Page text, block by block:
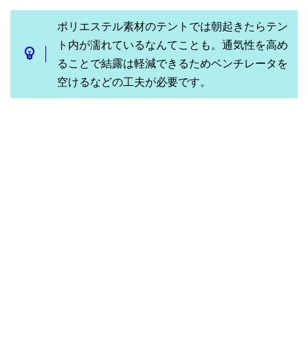
ポリエステル素材のテントでは朝起きたらテン
ト内が濡れているなんてことも。通気性を高め
ることで結露は軽減できるためベンチレータを
空けるなどの工夫が必要です。